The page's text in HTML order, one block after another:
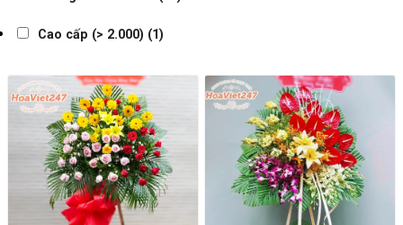
Cao cấp (> 2.000) (1)